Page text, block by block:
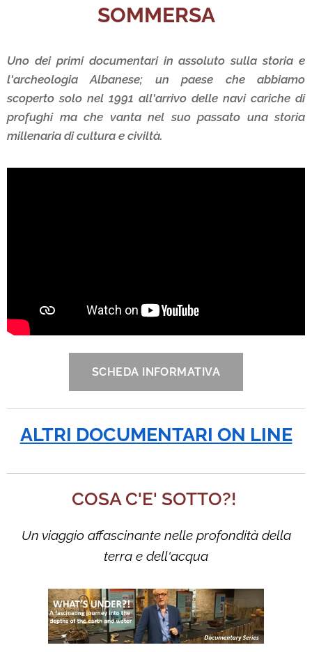
SOMMERSA
Uno dei primi documentari in assoluto sulla storia e
l'archeologia Albanese; un paese che abbiamo
scoperto solo nel 1991 all'arrivo delle navi cariche di
profughi ma che vanta nel suo passato una storia
millenaria di cultura e civiltà.
SCHEDA INFORMATIVA
ALTRI DOCUMENTARI ON LINE
COSA C'E' SOTTO?!
Un viaggio affascinante nelle profondità della
terra e dell'acqua